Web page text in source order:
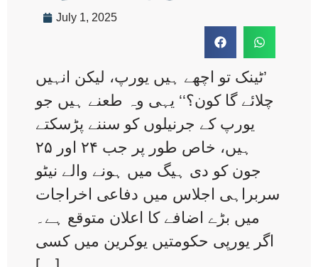
July 1, 2025
’ٹینک تو اچھے ہیں یورپ، لیکن انہیں
چلائے گا کون؟‘‘ یہی وہ طعنے ہیں جو
یورپ کے جرنیلوں کو سننے پڑسکتے
ہیں، خاص طور پر جب ۲۴ اور ۲۵
جون کو دی ہیگ میں ہونے والے نیٹو
سربراہی اجلاس میں دفاعی اخراجات
میں بڑے اضافے کا اعلان متوقع ہے۔
اگر یورپی حکومتیں یوکرین میں کسی